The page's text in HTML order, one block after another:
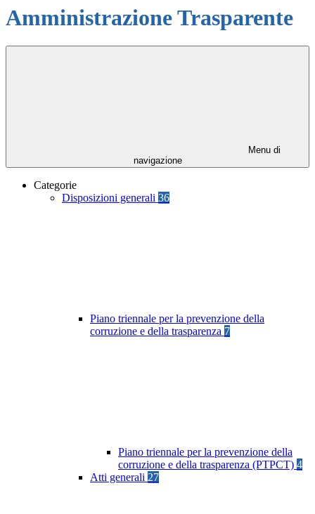
Amministrazione Trasparente
Menu di
navigazione
Categorie
Disposizioni generali 36
Piano triennale per la prevenzione della
corruzione e della trasparenza 7
Piano triennale per la prevenzione della
corruzione e della trasparenza (PTPCT) 4
Atti generali 27